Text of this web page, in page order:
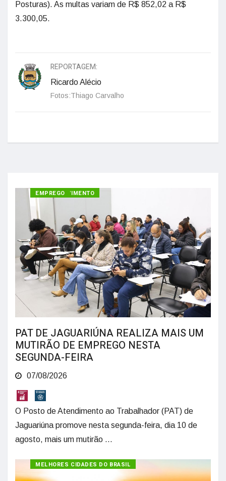
Posturas). As multas variam de R$ 852,02 a R$
3.300,05.
REPORTAGEM:
Ricardo Alécio
Fotos:Thiago Carvalho
DESENVOLVIMENTO
EMPREGO
PAT DE JAGUARIÚNA REALIZA MAIS UM
MUTIRÃO DE EMPREGO NESTA
SEGUNDA-FEIRA
07/08/2026
O Posto de Atendimento ao Trabalhador (PAT) de
Jaguariúna promove nesta segunda-feira, dia 10 de
agosto, mais um mutirão ...
MELHORES CIDADES DO BRASIL